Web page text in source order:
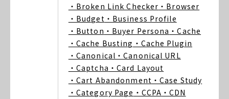
・Broken Link Checker ・Browser
・Budget ・Business Profile
・Button ・Buyer Persona ・Cache
・Cache Busting ・Cache Plugin
・Canonical ・Canonical URL
・Captcha ・Card Layout
・Cart Abandonment ・Case Study
・Category Page ・CCPA ・CDN